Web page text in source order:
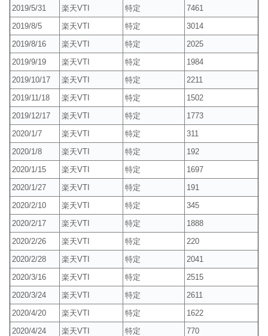
2019/5/31 楽天VTI 特定
7461
2019/8/5
楽天VTI 特定
3014
2019/8/16
楽天VTI 特定
2025
2019/9/19
楽天VTI 特定
1984
2019/10/17
楽天VTI 特定
2211
2019/11/18
楽天VTI 特定
1502
2019/12/17
楽天VTI 特定
1773
2020/1/7
楽天VTI 特定
311
2020/1/8
楽天VTI 特定
192
2020/1/15
楽天VTI 特定
1697
2020/1/27
楽天VTI 特定
191
2020/2/10
楽天VTI 特定
345
2020/2/17
楽天VTI 特定
1888
2020/2/26
楽天VTI 特定
220
2020/2/28
楽天VTI 特定
2041
2020/3/16
楽天VTI 特定
2515
2020/3/24
楽天VTI 特定
2611
2020/4/20
楽天VTI 特定
1622
2020/4/24
楽天VTI 特定
770